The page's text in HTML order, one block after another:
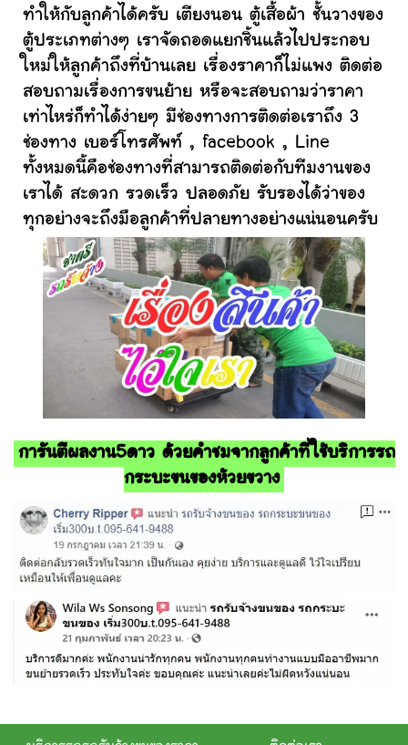
ทำให้กับลูกค้าได้ครับ เตียงนอน ตู้เสื้อผ้า ชั้นวางของ
ตู้ประเภทต่างๆ เราจัดถอดแยกชิ้นแล้วไปประกอบ
ใหม่ให้ลูกค้าถึงที่บ้านเลย เรื่องราคาก็ไม่แพง ติดต่อ
สอบถามเรื่องการขนย้าย หรือจะสอบถามว่าราคา
เท่าไหร่ก็ทำได้ง่ายๆ มีช่องทางการติดต่อเราถึง 3
ช่องทาง เบอร์โทรศัพท์ , facebook , Line
ทั้งหมดนี้คือช่องทางที่สามารถติดต่อกับทีมงานของ
เราได้ สะดวก รวดเร็ว ปลอดภัย รับรองได้ว่าของ
ทุกอย่างจะถึงมือลูกค้าที่ปลายทางอย่างแน่นอนครับ
การันตีผลงาน5ดาว ด้วยคำชมจากลูกค้าที่ใช้บริการรถ
กระบะขนของห้วยขวาง